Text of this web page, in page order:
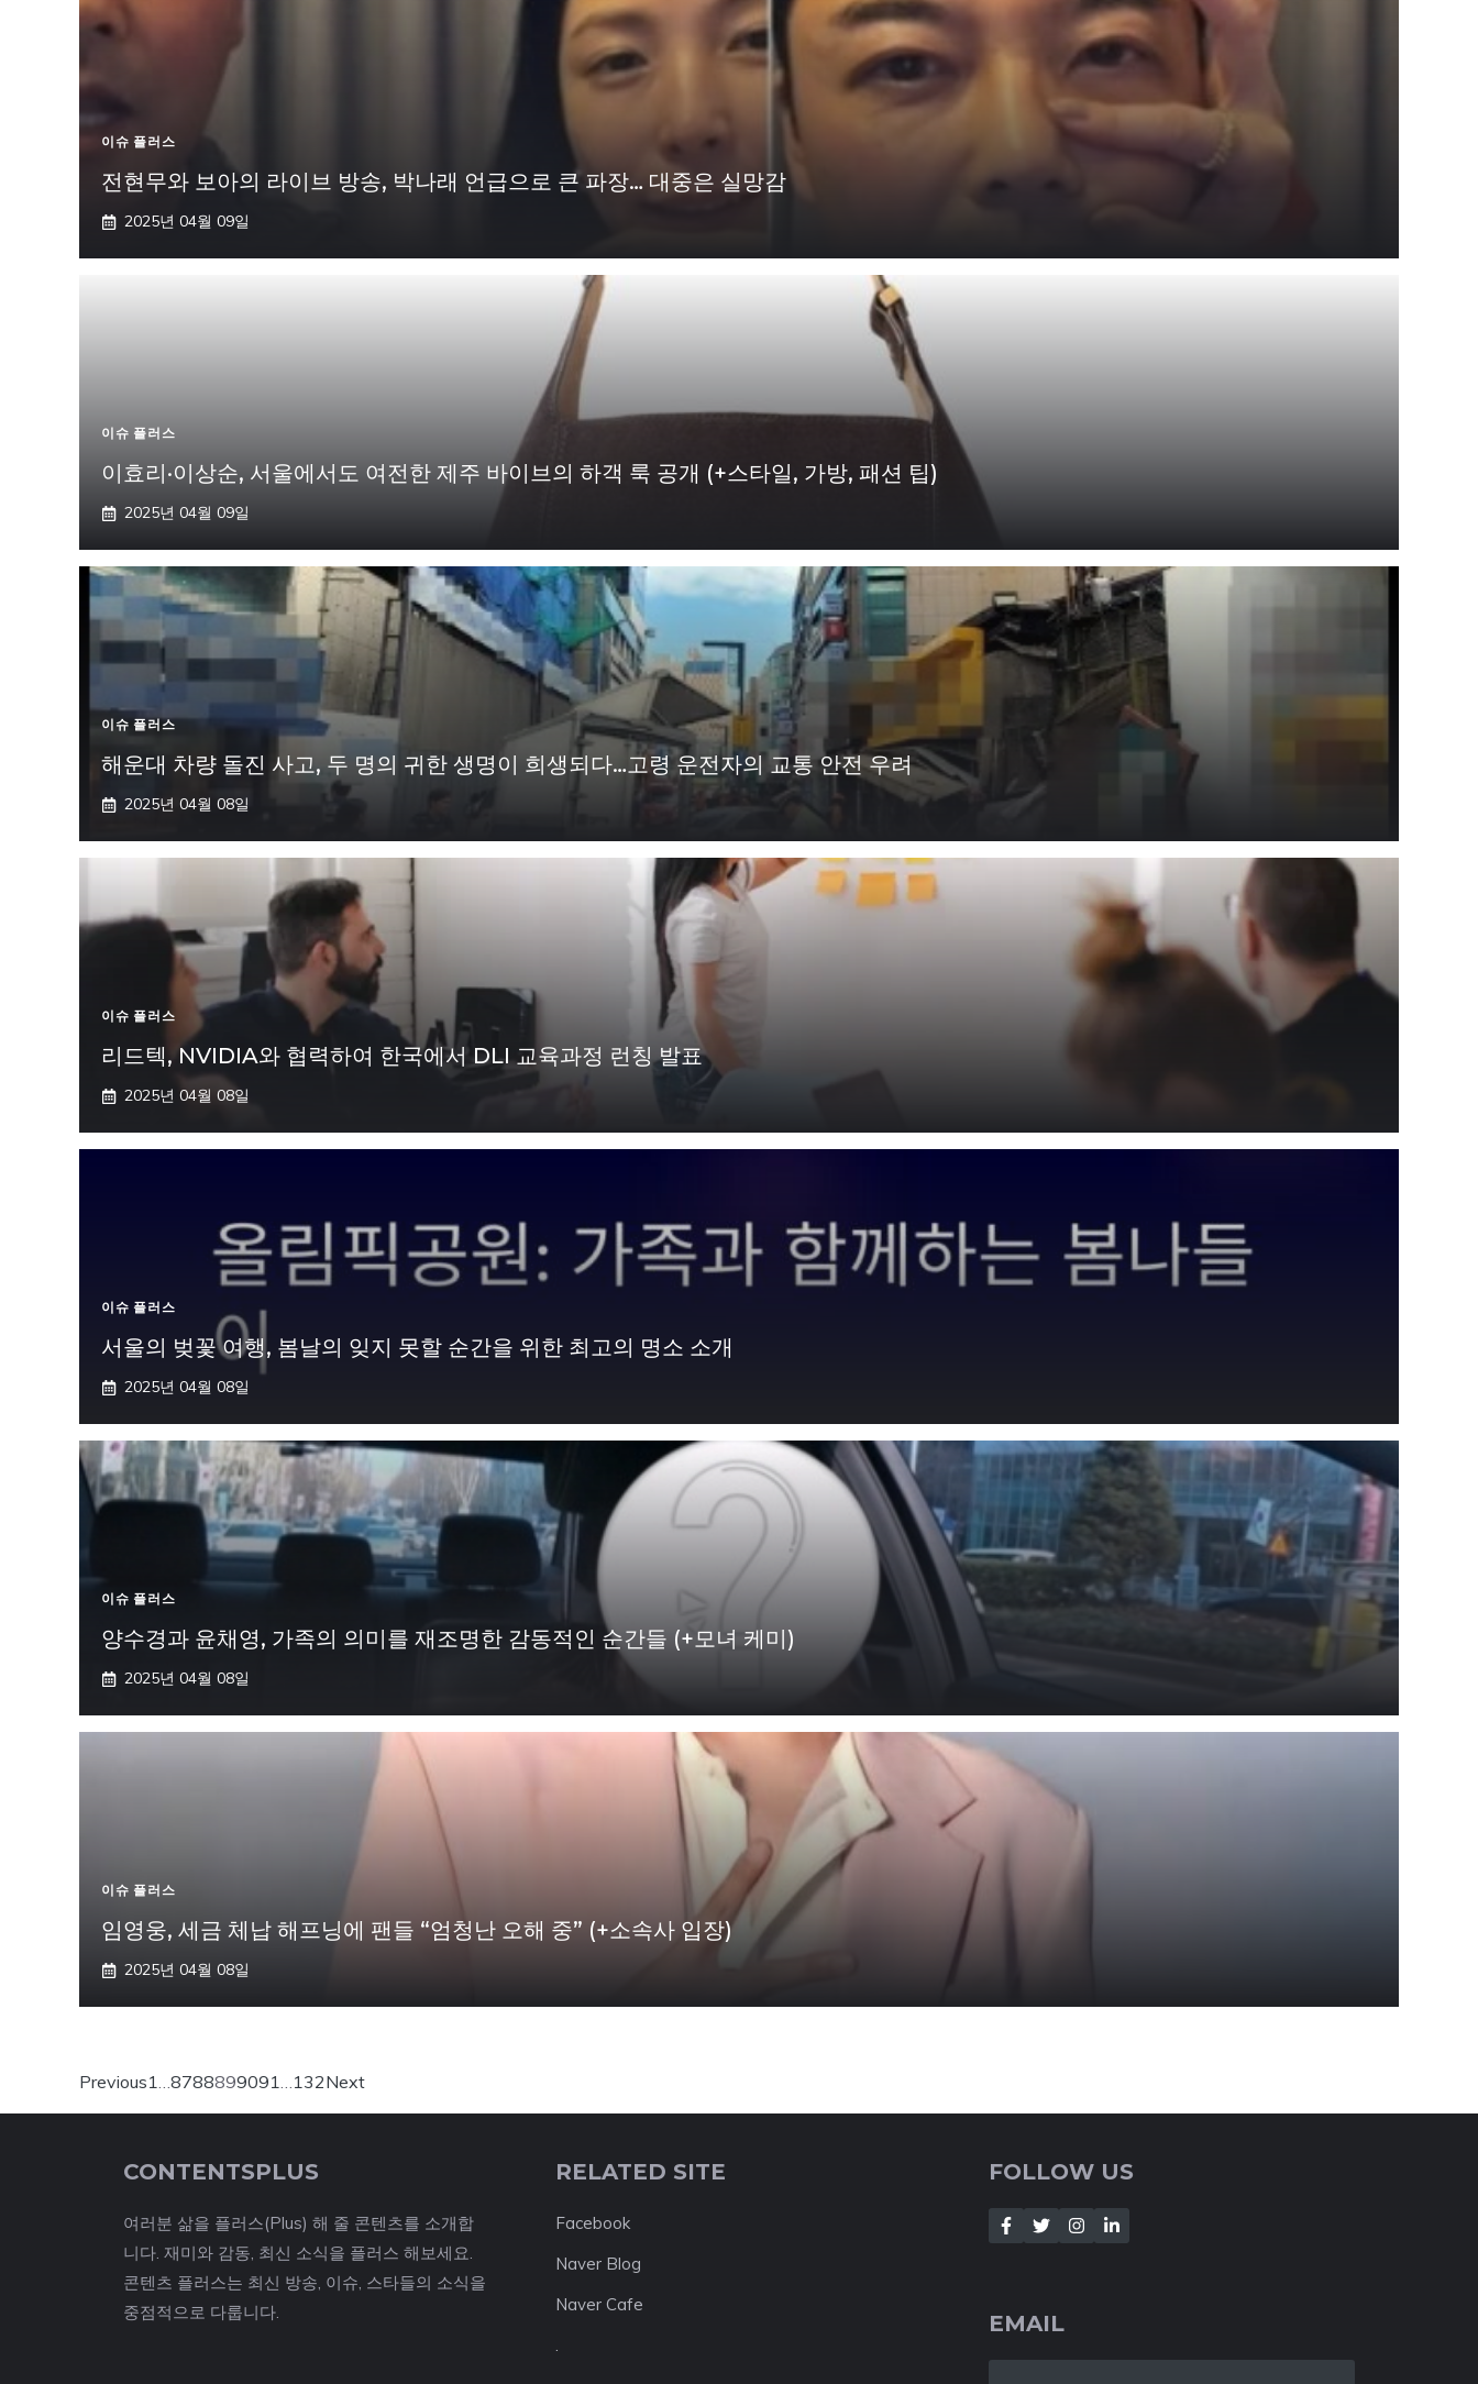
이슈 플러스
전현무와 보아의 라이브 방송, 박나래 언급으로 큰 파장… 대중은 실망감
2025년 04월 09일
이슈 플러스
이효리·이상순, 서울에서도 여전한 제주 바이브의 하객 룩 공개 (+스타일, 가방, 패션 팁)
2025년 04월 09일
이슈 플러스
해운대 차량 돌진 사고, 두 명의 귀한 생명이 희생되다…고령 운전자의 교통 안전 우려
2025년 04월 08일
이슈 플러스
리드텍, NVIDIA와 협력하여 한국에서 DLI 교육과정 런칭 발표
2025년 04월 08일
이슈 플러스
서울의 벚꽃 여행, 봄날의 잊지 못할 순간을 위한 최고의 명소 소개
2025년 04월 08일
이슈 플러스
양수경과 윤채영, 가족의 의미를 재조명한 감동적인 순간들 (+모녀 케미)
2025년 04월 08일
이슈 플러스
임영웅, 세금 체납 해프닝에 팬들 “엄청난 오해 중” (+소속사 입장)
2025년 04월 08일
Previous1…8788899091…132Next
CONTENTSPLUS
여러분 삶을 플러스(Plus) 해 줄 콘텐츠를 소개합
니다. 재미와 감동, 최신 소식을 플러스 해보세요.
콘텐츠 플러스는 최신 방송, 이슈, 스타들의 소식을
중점적으로 다룹니다.
RELATED SITE
Facebook
Naver Blog
Naver Cafe
.
FOLLOW US
EMAIL